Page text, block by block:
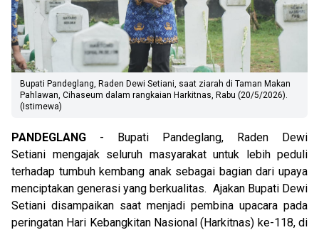
Bupati Pandeglang, Raden Dewi Setiani, saat ziarah di Taman Makan
Pahlawan, Cihaseum dalam rangkaian Harkitnas, Rabu (20/5/2026).
(Istimewa)
PANDEGLANG - Bupati Pandeglang, Raden Dewi
Setiani mengajak seluruh masyarakat untuk lebih peduli
terhadap tumbuh kembang anak sebagai bagian dari upaya
menciptakan generasi yang berkualitas. Ajakan Bupati Dewi
Setiani disampaikan saat menjadi pembina upacara pada
peringatan Hari Kebangkitan Nasional (Harkitnas) ke-118, di